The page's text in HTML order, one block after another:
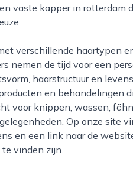
vaste kapper in rotterdam
nemen de tijd voor een
haarstructuur en
en behandelingen
voor knippen, wassen,
Op onze site
en een link naar de
vinden zijn.